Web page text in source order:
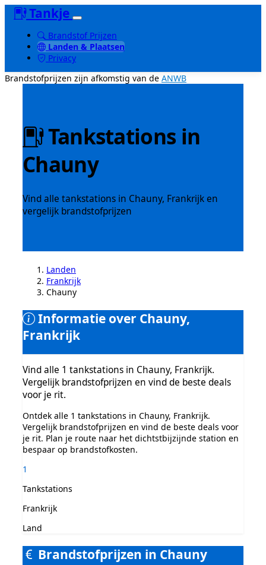
Tankje
Brandstof Prijzen
Landen & Plaatsen
Privacy
Brandstofprijzen zijn afkomstig van de ANWB
Tankstations in
Chauny
Vind alle tankstations in Chauny, Frankrijk en
vergelijk brandstofprijzen
Landen
Frankrijk
Chauny
Informatie over Chauny,
Frankrijk
Vind alle 1 tankstations in Chauny, Frankrijk.
Vergelijk brandstofprijzen en vind de beste deals
voor je rit.
Ontdek alle 1 tankstations in Chauny, Frankrijk.
Vergelijk brandstofprijzen en vind de beste deals voor
je rit. Plan je route naar het dichtstbijzijnde station en
bespaar op brandstofkosten.
1
Tankstations
Frankrijk
Land
Brandstofprijzen in Chauny